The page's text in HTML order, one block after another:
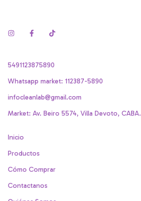
5491123875890
Whatsapp market: 112387-5890
infocleanlab@gmail.com
Market: Av. Beiro 5574, Villa Devoto, CABA.
Inicio
Productos
Cómo Comprar
Contactanos